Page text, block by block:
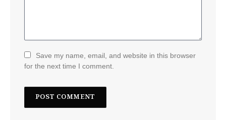
Save my name, email, and website in this browser
for the next time I comment.